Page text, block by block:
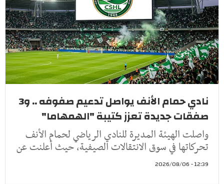
نادي حمام الأنف يواصل تدعيم صفوفه .. و3
صفقات جديدة تعزز كتيبة "الهمهاما"
واصلت الهيئة المديرة للنادي الرياضي لحمام الأنف
تحركاتها في سوق الانتقالات الصيفية، حيث أعلنت عن
12:39 - 2026/08/06